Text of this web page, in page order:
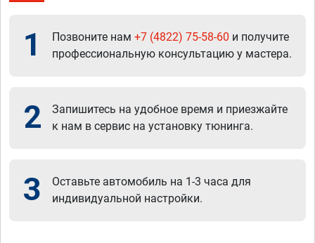
1 Позвоните нам +7 (4822) 75-58-60 и получите
профессиональную консультацию у мастера.
2
Запишитесь на удобное время и приезжайте
к нам в сервис на установку тюнинга.
3
Оставьте автомобиль на 1-3 часа для
индивидуальной настройки.